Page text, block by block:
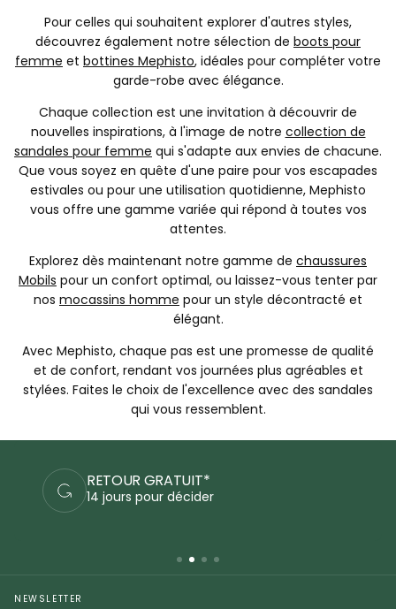
Pour celles qui souhaitent explorer d'autres styles,
découvrez également notre sélection de boots pour
femme et bottines Mephisto, idéales pour compléter votre
garde-robe avec élégance.
Chaque collection est une invitation à découvrir de
nouvelles inspirations, à l'image de notre collection de
sandales pour femme qui s'adapte aux envies de chacune.
Que vous soyez en quête d'une paire pour vos escapades
estivales ou pour une utilisation quotidienne, Mephisto
vous offre une gamme variée qui répond à toutes vos
attentes.
Explorez dès maintenant notre gamme de chaussures
Mobils pour un confort optimal, ou laissez-vous tenter par
nos mocassins homme pour un style décontracté et
élégant.
Avec Mephisto, chaque pas est une promesse de qualité
et de confort, rendant vos journées plus agréables et
stylées. Faites le choix de l'excellence avec des sandales
qui vous ressemblent.
PAIEMENTS SÉCURISÉS
Commandez en sécurité
NEWSLETTER